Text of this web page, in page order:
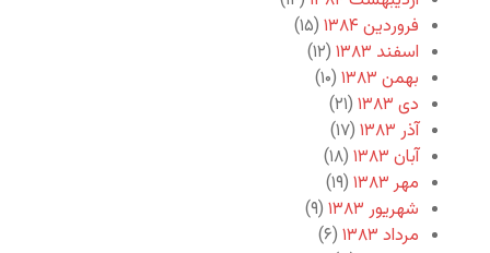
فروردین ۱۳۸۴
(۱۵)
اسفند ۱۳۸۳
(۱۲)
بهمن ۱۳۸۳
(۱۰)
دی ۱۳۸۳
(۲۱)
آذر ۱۳۸۳
(۱۷)
آبان ۱۳۸۳
(۱۸)
مهر ۱۳۸۳
(۱۹)
شهریور ۱۳۸۳
(۹)
مرداد ۱۳۸۳
(۶)